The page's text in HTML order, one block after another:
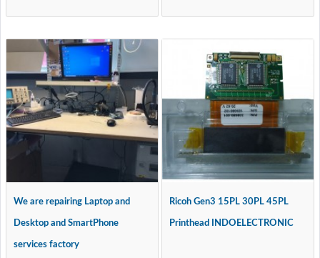
We are repairing Laptop and
Desktop and SmartPhone
services factory
Ricoh Gen3 15PL 30PL 45PL
Printhead INDOELECTRONIC